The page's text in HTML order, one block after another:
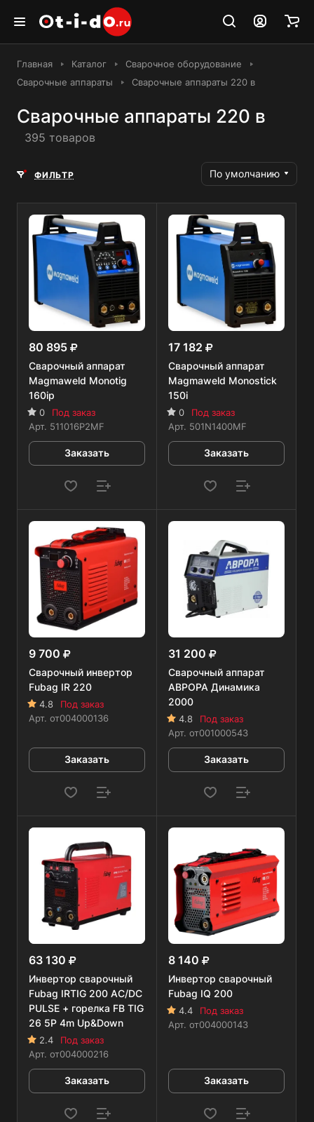
Главная Каталог
Сварочное оборудование
Сварочные аппараты
Сварочные аппараты 220 в
Сварочные аппараты 220 в
395 товаров
ФИЛЬТР По умолчанию
80 895
Сварочный аппарат
Magmaweld Monotig
160ip
0
Под заказ
Арт. 511016P2MF
Заказать
17 182
Сварочный аппарат
Magmaweld Monostick
150i
0
Под заказ
Арт. 501N1400MF
Заказать
9 700
Сварочный инвертор
Fubag IR 220
4.8
Под заказ
Арт. от004000136
Заказать
31 200
Сварочный аппарат
АВРОРА Динамика
2000
4.8
Под заказ
Арт. от001000543
Заказать
63 130
Инвертор сварочный
Fubag IRTIG 200 AC/DC
PULSE + горелка FB TIG
26 5P 4m Up&Down
2.4
Под заказ
Арт. от004000216
Заказать
8 140
Инвертор сварочный
Fubag IQ 200
4.4
Под заказ
Арт. от004000143
Заказать